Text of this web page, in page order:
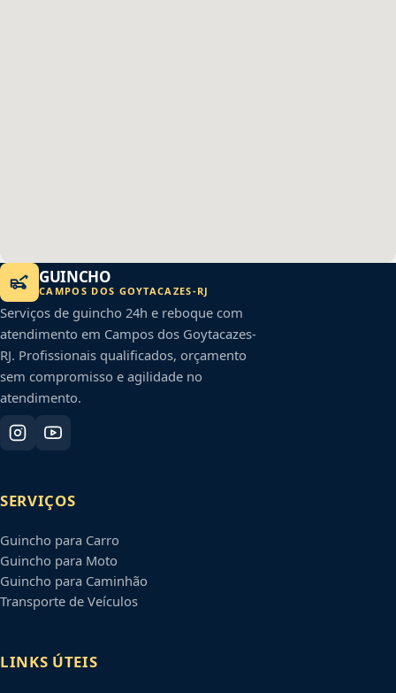
GUINCHO
CAMPOS DOS GOYTACAZES-RJ
Serviços de guincho 24h e reboque com
atendimento em Campos dos Goytacazes-
RJ. Profissionais qualificados, orçamento
sem compromisso e agilidade no
atendimento.
SERVIÇOS
Guincho para Carro
Guincho para Moto
Guincho para Caminhão
Transporte de Veículos
LINKS ÚTEIS